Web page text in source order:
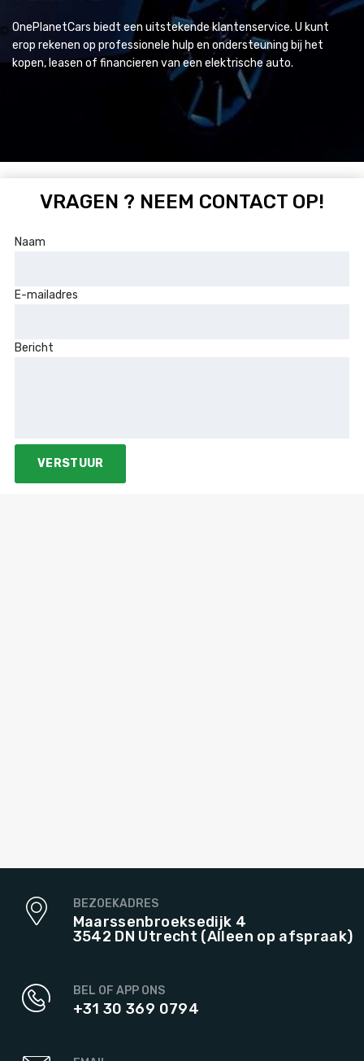
OnePlanetCars biedt een uitstekende klantenservice. U kunt
erop rekenen op professionele hulp en ondersteuning bij het
kopen, leasen of financieren van een elektrische auto.
VRAGEN ? NEEM CONTACT OP!
Naam
E-mailadres
Bericht
BEZOEKADRES
Maarssenbroeksedijk 4
3542 DN Utrecht (Alleen op afspraak)
BEL OF APP ONS
+31 30 369 0794